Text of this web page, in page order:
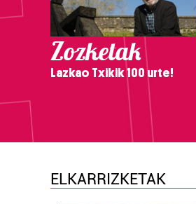
Zozketak
Lazkao Txikik 100 urte!
ELKARRIZKETAK